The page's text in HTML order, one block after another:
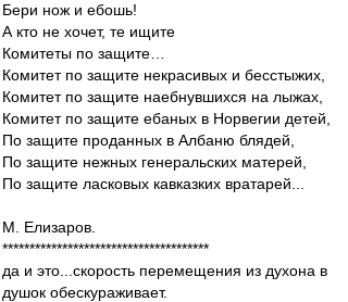
Бери нож и ебошь!
А кто не хочет, те ищите
Комитеты по защите…
Комитет по защите некрасивых и бесстыжих,
Комитет по защите наебнувшихся на лыжах,
Комитет по защите ебаных в Норвегии детей,
По защите проданных в Албаню блядей,
По защите нежных генеральских матерей,
По защите ласковых кавказких вратарей...
М. Елизаров.
**************************************
да и это...скорость перемещения из духона в
душок обескураживает.